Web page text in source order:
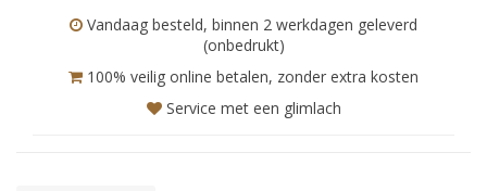
Vandaag besteld, binnen 2 werkdagen geleverd
(onbedrukt)
100% veilig online betalen, zonder extra kosten
Service met een glimlach